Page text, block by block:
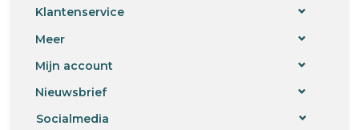
- Zonder toegevoegde mineralen, vitamines en
- Ideaal in combinatie met graan voor verhoogde
- Lekker
Klantenservice
Meer
Mijn account
Nieuwsbrief
Socialmedia